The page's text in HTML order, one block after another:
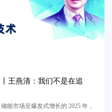
王燕清：我们不是在追
能市场呈爆发式增长的 2025 年，